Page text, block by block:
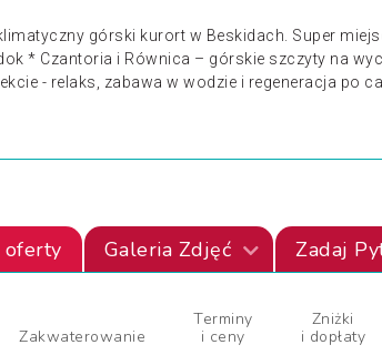
górski kurort w Beskidach. Super
* Czantoria i Równica – górskie szczyty na
- relaks, zabawa w wodzie i regeneracja po
oferty Galeria Zdjęć Zadaj
Zakwaterowanie
Terminy
i ceny
Zniżki
i dopłaty